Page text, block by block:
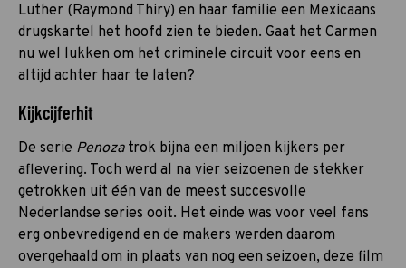
Luther (Raymond Thiry) en haar familie een Mexicaans
drugskartel het hoofd zien te bieden. Gaat het Carmen
nu wel lukken om het criminele circuit voor eens en
altijd achter haar te laten?
Kijkcijferhit
De serie Penozatrok bijna een miljoen kijkers per
aflevering. Toch werd al na vier seizoenen de stekker
getrokken uit één van de meest succesvolle
Nederlandse series ooit. Het einde was voor veel fans
erg onbevredigend en de makers werden daarom
overgehaald om in plaats van nog een seizoen, deze film